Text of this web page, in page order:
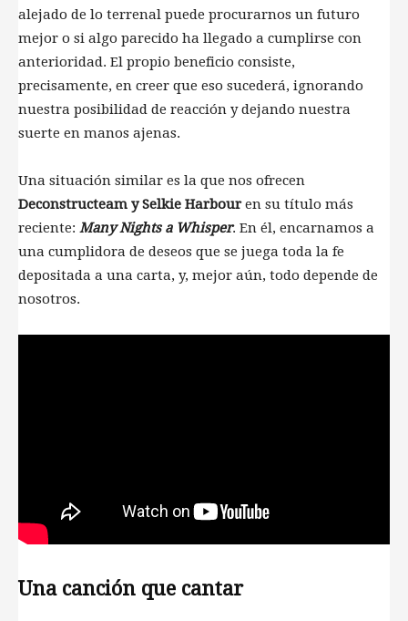
alejado de lo terrenal puede procurarnos un futuro
mejor o si algo parecido ha llegado a cumplirse con
anterioridad. El propio beneficio consiste,
precisamente, en creer que eso sucederá, ignorando
nuestra posibilidad de reacción y dejando nuestra
suerte en manos ajenas.
Una situación similar es la que nos ofrecen
Deconstructeam y Selkie Harbouren su título más
reciente: Many Nights a Whisper. En él, encarnamos a
una cumplidora de deseos que se juega toda la fe
depositada a una carta, y, mejor aún, todo depende de
nosotros.
Una canción que cantar